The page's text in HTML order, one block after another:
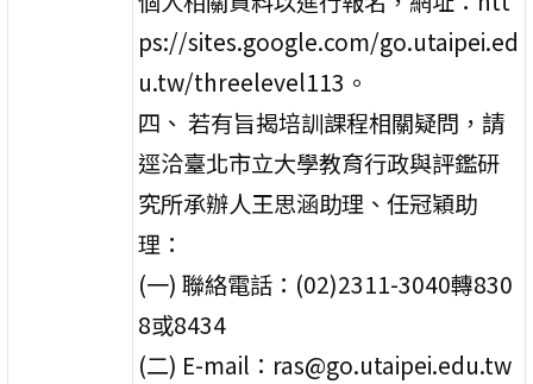
ps://sites.google.com/go.utaipei.ed
u.tw/threelevel113。
四、 若有旨揭培訓課程相關疑問，請
逕洽臺北市立大學教育行政與評鑑研
究所承辦人王思涵助理、任冠穎助
理：
(一) 聯絡電話：(02)2311-3040轉830
8或8434
(二) E-mail：ras@go.utaipei.edu.tw